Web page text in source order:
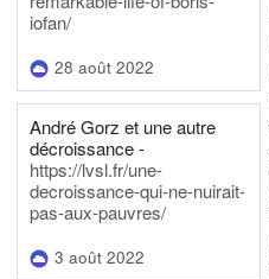
iofan/
28 août 2022
André Gorz et une autre
décroissance -
https://lvsl.fr/une-
decroissance-qui-ne-nuirait-
pas-aux-pauvres/
3 août 2022